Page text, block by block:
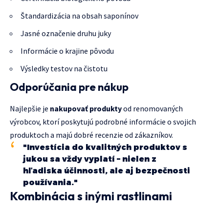
Štandardizácia na obsah saponínov
Jasné označenie druhu juky
Informácie o krajine pôvodu
Výsledky testov na čistotu
Odporúčania pre nákup
Najlepšie je nakupovať produktyod renomovaných
výrobcov, ktorí poskytujú podrobné informácie o svojich
produktoch a majú dobré recenzie od zákazníkov.
"Investícia do kvalitných produktov s
jukou sa vždy vyplatí – nielen z
hľadiska účinnosti, ale aj bezpečnosti
používania."
Kombinácia s inými rastlinami